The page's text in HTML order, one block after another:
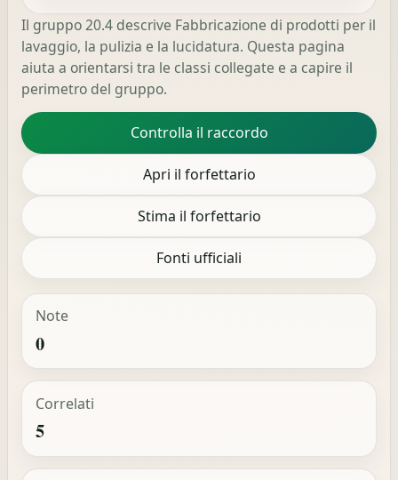
Il gruppo 20.4 descrive Fabbricazione di prodotti per il
lavaggio, la pulizia e la lucidatura. Questa pagina
aiuta a orientarsi tra le classi collegate e a capire il
perimetro del gruppo.
Controlla il raccordo
Apri il forfettario
Stima il forfettario
Fonti ufficiali
Note
0
Correlati
5